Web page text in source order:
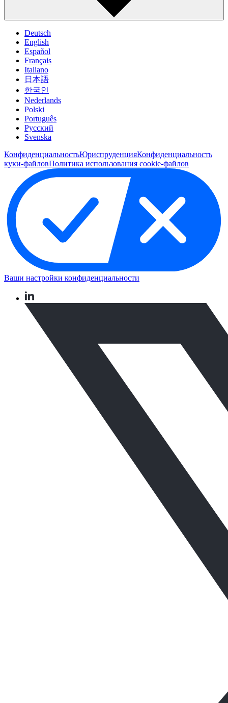
Deutsch
English
Español
Français
Italiano
日本語
한국인
Nederlands
Polski
Português
Pусский
Svenska
КонфиденциальностьЮриспруденцияКонфиденциальность
куки-файловПолитика использования cookie-файлов
Ваши настройки конфиденциальности